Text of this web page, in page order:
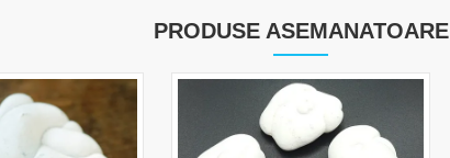
PRODUSE ASEMANATOARE